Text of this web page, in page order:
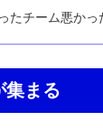
たチーム悪かっ
集まる